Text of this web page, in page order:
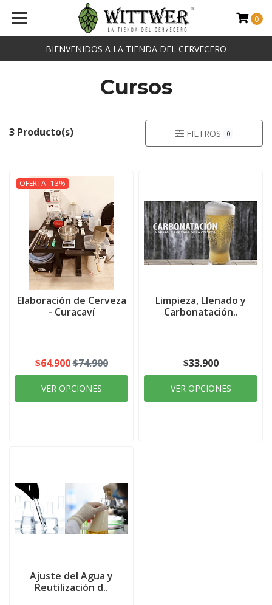
BIENVENIDOS A LA TIENDA DEL CERVECERO
0
Cursos
3 Producto(s) FILTROS 0
OFERTA -13%
Elaboración de Cerveza
- Curacaví
$64.900$74.900
VER OPCIONES
Limpieza, Llenado y
Carbonatación..
$33.900
VER OPCIONES
Ajuste del Agua y
Reutilización d..